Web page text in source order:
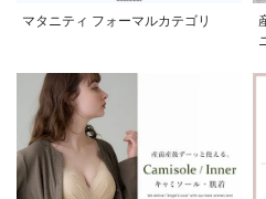
マタニティ フォーマルカテゴリ